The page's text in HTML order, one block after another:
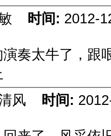
时间: 2012-
奏太牛了，跟
风 时间: